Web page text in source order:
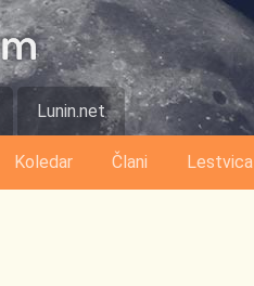
Koledar Člani Lestvica
Lunin.net